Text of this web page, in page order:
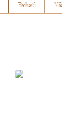
Raksti